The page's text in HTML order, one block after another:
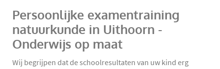
Persoonlijke examentraining
natuurkunde in Uithoorn -
Onderwijs op maat
Wij begrijpen dat de schoolresultaten van uw kind erg